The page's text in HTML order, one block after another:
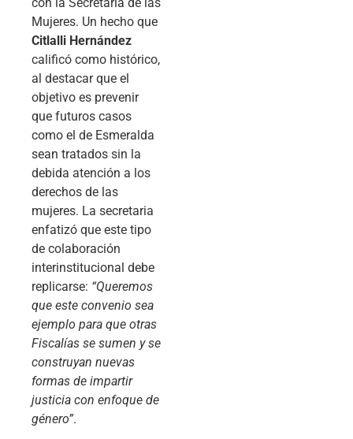
Mujeres. Un hecho que
Citlalli Hernández
calificó como histórico,
al destacar que el
objetivo es prevenir
que futuros casos
como el de Esmeralda
sean tratados sin la
debida atención a los
derechos de las
mujeres. La secretaria
enfatizó que este tipo
de colaboración
interinstitucional debe
replicarse: “Queremos
que este convenio sea
ejemplo para que otras
Fiscalías se sumen y se
construyan nuevas
formas de impartir
justicia con enfoque de
género”.